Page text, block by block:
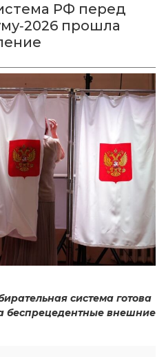
РФ перед
прошла
система готова
беспрецедентные внешние